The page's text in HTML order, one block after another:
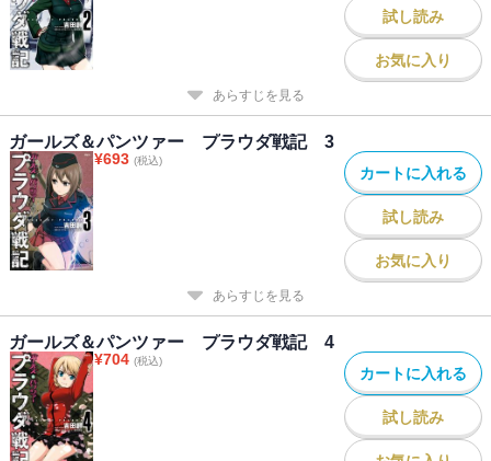
試し読み
お気に入り
あらすじを見る
ガールズ＆パンツァー プラウダ戦記 3
¥693 (税込)
カートに入れる
試し読み
お気に入り
あらすじを見る
ガールズ＆パンツァー プラウダ戦記 4
¥704 (税込)
カートに入れる
試し読み